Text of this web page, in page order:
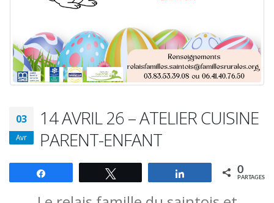
03
Avr
14 AVRIL 26 – ATELIER CUISINE
PARENT-ENFANT
Partagez 0
PARTAGES